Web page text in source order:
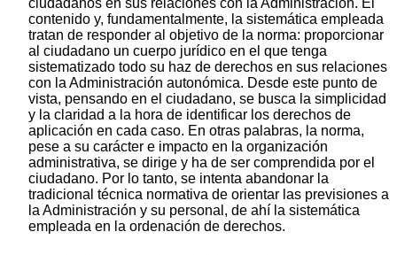
ciudadanos en sus relaciones con la Administración. El
contenido y, fundamentalmente, la sistemática empleada
tratan de responder al objetivo de la norma: proporcionar
al ciudadano un cuerpo jurídico en el que tenga
sistematizado todo su haz de derechos en sus relaciones
con la Administración autonómica. Desde este punto de
vista, pensando en el ciudadano, se busca la simplicidad
y la claridad a la hora de identificar los derechos de
aplicación en cada caso. En otras palabras, la norma,
pese a su carácter e impacto en la organización
administrativa, se dirige y ha de ser comprendida por el
ciudadano. Por lo tanto, se intenta abandonar la
tradicional técnica normativa de orientar las previsiones a
la Administración y su personal, de ahí la sistemática
empleada en la ordenación de derechos.